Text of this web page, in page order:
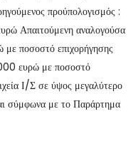
προύπολογισμός :
Απαιτούμενη αναλογούσα
ποσοστό επιχορήγησης
ευρώ με ποσοστό
Ι/Σ σε ύψος μεγαλύτερο
σύμφωνα με το Παράρτημα